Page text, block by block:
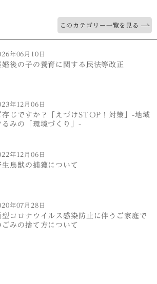
このカテゴリー一覧を見る
年06月10日
婚後の子の養育に関する民法等改正
年12月06日
存じですか？「えづけSTOP！対策」-地域
るみの「環境づくり」-
年12月06日
生鳥獣の捕獲について
年07月28日
型コロナウイルス感染防止に伴うご家庭で
ごみの捨て方について